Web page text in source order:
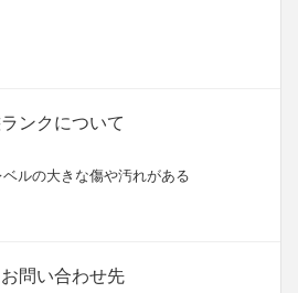
ンクについて
ルの大きな傷や汚れがある
問い合わせ先